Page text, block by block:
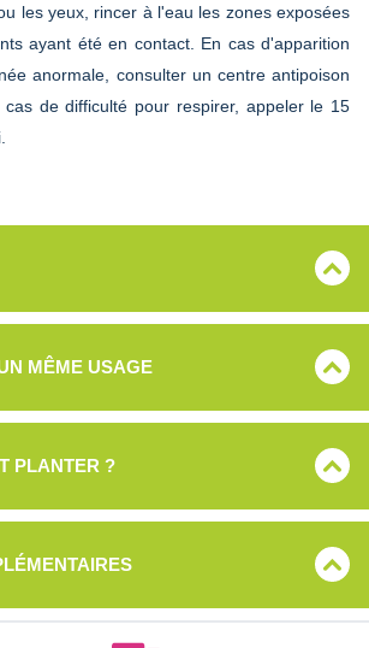
les yeux, rincer à l'eau les zones exposées
ayant été en contact. En cas d'apparition
anormale, consulter un centre antipoison
de difficulté pour respirer, appeler le 15
MÊME USAGE
PLANTER ?